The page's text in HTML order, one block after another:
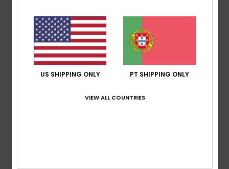
Relação qualidade/preço
US SHIPPING ONLY PT SHIPPING ONLY
VIEW ALL COUNTRIES